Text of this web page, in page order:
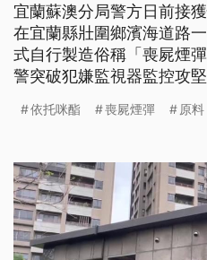
宜蘭蘇澳分局警方日前接
在宜蘭縣壯圍鄉濱海道路
式自行製造俗稱「喪屍煙
警突破犯嫌監視器監控攻
依托咪酯 喪屍煙彈 原料